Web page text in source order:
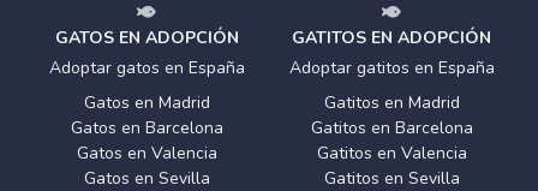
GATOS EN ADOPCIÓN
Adoptar gatos en España
Gatos en Madrid
Gatos en Barcelona
Gatos en Valencia
Gatos en Sevilla
GATITOS EN ADOPCIÓN
Adoptar gatitos en España
Gatitos en Madrid
Gatitos en Barcelona
Gatitos en Valencia
Gatitos en Sevilla